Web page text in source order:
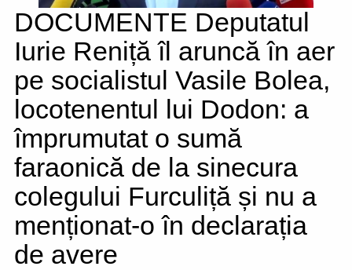
DOCUMENTE Deputatul
Iurie Reniță îl aruncă în aer
pe socialistul Vasile Bolea,
locotenentul lui Dodon: a
împrumutat o sumă
faraonică de la sinecura
colegului Furculiță și nu a
menționat-o în declarația
de avere